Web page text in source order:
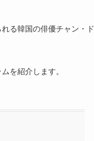
る韓国の俳優チャン・ド
を紹介します。